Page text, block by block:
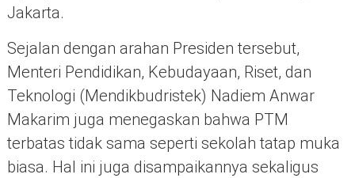
Jakarta.
Sejalan dengan arahan Presiden tersebut,
Menteri Pendidikan, Kebudayaan, Riset, dan
Teknologi (Mendikbudristek) Nadiem Anwar
Makarim juga menegaskan bahwa PTM
terbatas tidak sama seperti sekolah tatap muka
biasa. Hal ini juga disampaikannya sekaligus